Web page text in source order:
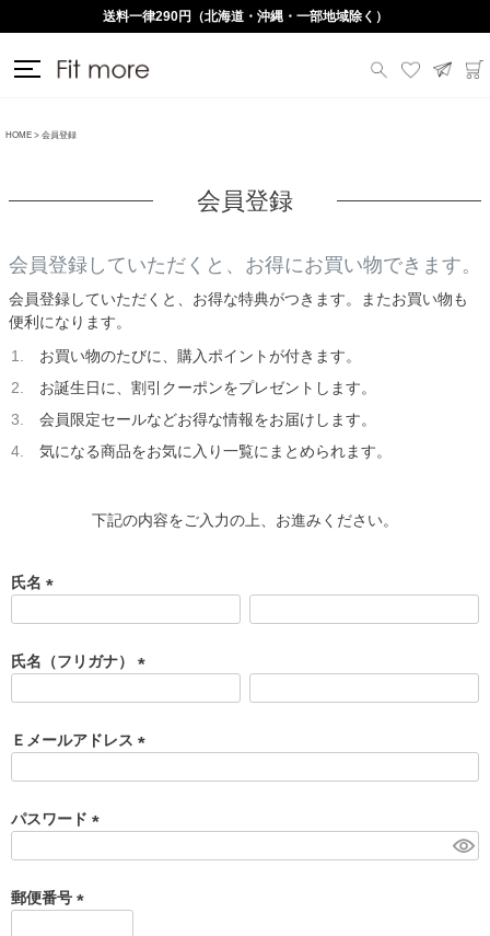
送料一律290円（北海道・沖縄・一部地域除く）
HOME 会員登録
会員登録
会員登録していただくと、お得にお買い物できます。
会員登録していただくと、お得な特典がつきます。またお買い物も
便利になります。
お買い物のたびに、購入ポイントが付きます。
お誕生日に、割引クーポンをプレゼントします。
会員限定セールなどお得な情報をお届けします。
気になる商品をお気に入り一覧にまとめられます。
下記の内容をご入力の上、お進みください。
氏名
須
)
氏名（フリガナ）
須
)
Ｅメールアドレス
)
パスワード
)
郵便番号